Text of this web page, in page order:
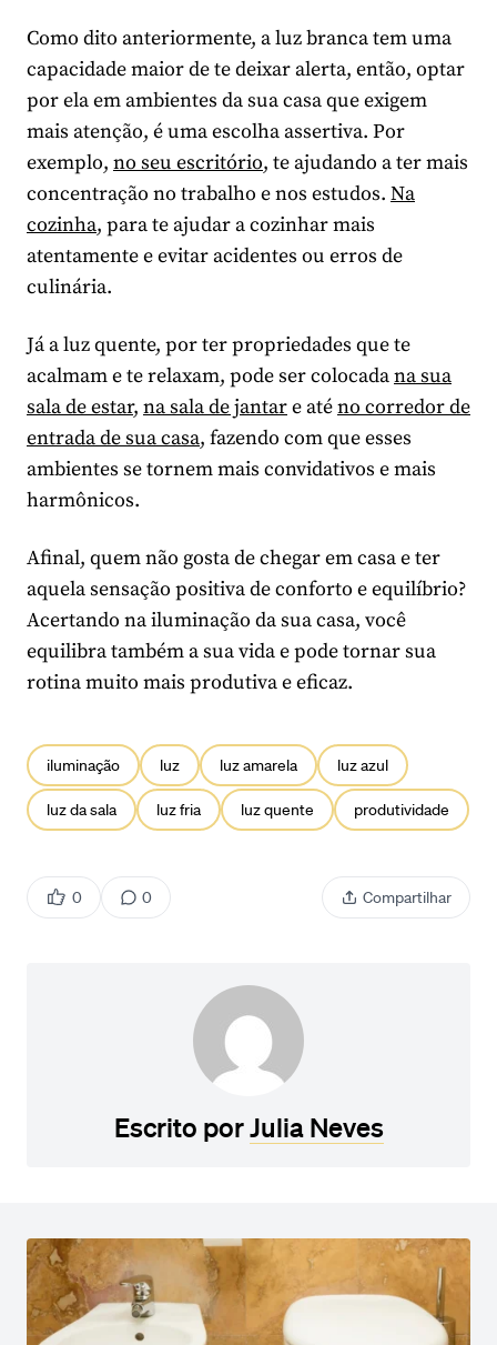
Como dito anteriormente, a luz branca tem uma
capacidade maior de te deixar alerta, então, optar
por ela em ambientes da sua casa que exigem
mais atenção, é uma escolha assertiva. Por
exemplo, no seu escritório, te ajudando a ter mais
concentração no trabalho e nos estudos. Na
cozinha, para te ajudar a cozinhar mais
atentamente e evitar acidentes ou erros de
culinária.
Já a luz quente, por ter propriedades que te
acalmam e te relaxam, pode ser colocadana sua
sala de estar, na sala de jantare aténo corredor de
entrada de sua casa, fazendo com que esses
ambientes se tornem mais convidativos e mais
harmônicos.
Afinal, quem não gosta de chegar em casa e ter
aquela sensação positiva de conforto e equilíbrio?
Acertando na iluminação da sua casa, você
equilibra também a sua vida e pode tornar sua
rotina muito mais produtiva e eficaz.
iluminação luz luz amarela luz azul
luz da sala luz fria luz quente produtividade
0 0 Compartilhar
Escrito porJulia Neves